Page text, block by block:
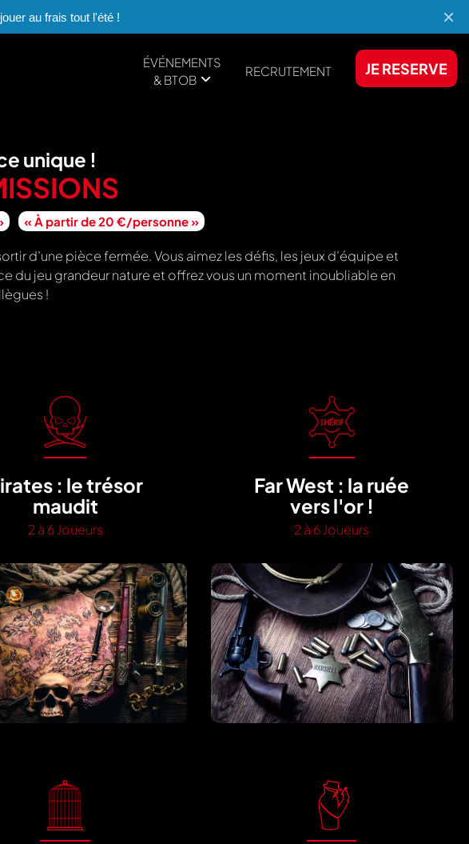
ÉVÉNEMENTS
& BTOB
RECRUTEMENT JE RESERVE
unique !
« À partir de 20 €/personne »
d’une pièce fermée. Vous aimez les défis, les jeux d’équipe et
du jeu grandeur nature et offrez vous un moment inoubliable en
!
: le trésor
maudit
2 à 6 Joueurs
Far West : la ruée
vers l'or !
2 à 6 Joueurs
au frais tout l'été ! ×